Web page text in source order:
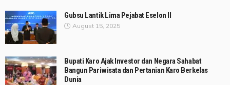
Gubsu Lantik Lima Pejabat Eselon II
August 15, 2025
Bupati Karo Ajak Investor dan Negara Sahabat
Bangun Pariwisata dan Pertanian Karo Berkelas
Dunia